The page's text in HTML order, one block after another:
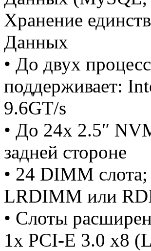
Хранение
Данных
• До двух
поддерживает:
9.6GT/s
• До 24x 2.5″
задней стороне
• 24 DIMM
LRDIMM или
• Слоты
1x PCI-E 3.0 x8